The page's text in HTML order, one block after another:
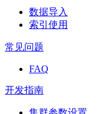
数据导入
索引使用
常见问题
FAQ
开发指南